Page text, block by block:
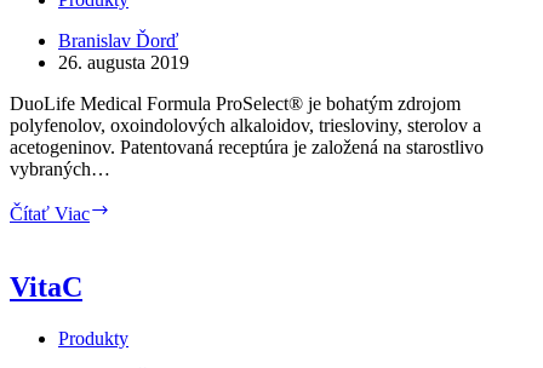
Branislav Ďorď
26. augusta 2019
DuoLife Medical Formula ProSelect® je bohatým zdrojom
polyfenolov, oxoindolových alkaloidov, triesloviny, sterolov a
acetogeninov. Patentovaná receptúra je založená na starostlivo
vybraných…
Čítať Viac
VitaC
Produkty